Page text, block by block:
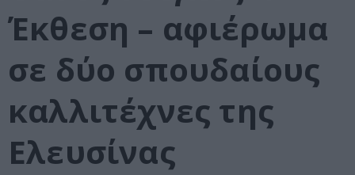
Έκθεση – αφιέρωμα
σε δύο σπουδαίους
καλλιτέχνες της
Ελευσίνας